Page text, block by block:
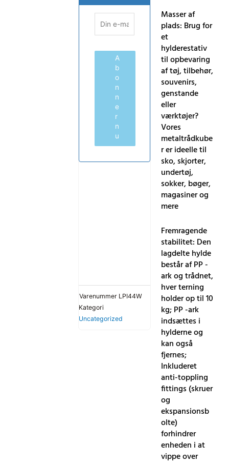
A
b
o
n
n
e
r
n
u
Varenummer LPI44W
Kategori
Uncategorized
Masser af
plads: Brug for
et
hylderestativ
til opbevaring
af tøj, tilbehør,
souvenirs,
genstande
eller
værktøjer?
Vores
metaltrådkube
r er ideelle til
sko, skjorter,
undertøj,
sokker, bøger,
magasiner og
mere
Fremragende
stabilitet: Den
lagdelte hylde
består af PP -
ark og trådnet,
hver terning
holder op til 10
kg; PP -ark
indsættes i
hylderne og
kan også
fjernes;
Inkluderet
anti-toppling
fittings (skruer
og
ekspansionsb
olte)
forhindrer
enheden i at
vippe over